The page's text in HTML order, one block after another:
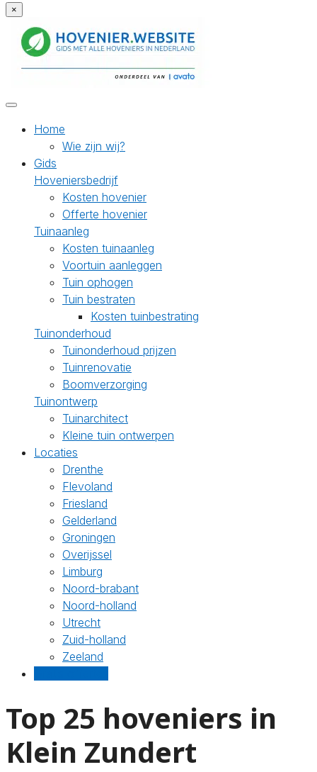
×
Home
Wie zijn wij?
Gids
Hoveniersbedrijf
Kosten hovenier
Offerte hovenier
Tuinaanleg
Kosten tuinaanleg
Voortuin aanleggen
Tuin ophogen
Tuin bestraten
Kosten tuinbestrating
Tuinonderhoud
Tuinonderhoud prijzen
Tuinrenovatie
Boomverzorging
Tuinontwerp
Tuinarchitect
Kleine tuin ontwerpen
Locaties
Drenthe
Flevoland
Friesland
Gelderland
Groningen
Overijssel
Limburg
Noord-brabant
Noord-holland
Utrecht
Zuid-holland
Zeeland
Top 25 hoveniers in
Klein Zundert